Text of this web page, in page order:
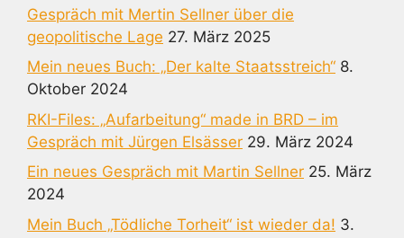
Gespräch mit Mertin Sellner über die
geopolitische Lage 27. März 2025
Mein neues Buch: „Der kalte Staatsstreich“ 8.
Oktober 2024
RKI-Files: „Aufarbeitung“ made in BRD – im
Gespräch mit Jürgen Elsässer 29. März 2024
Ein neues Gespräch mit Martin Sellner 25. März
2024
Mein Buch „Tödliche Torheit“ ist wieder da! 3.